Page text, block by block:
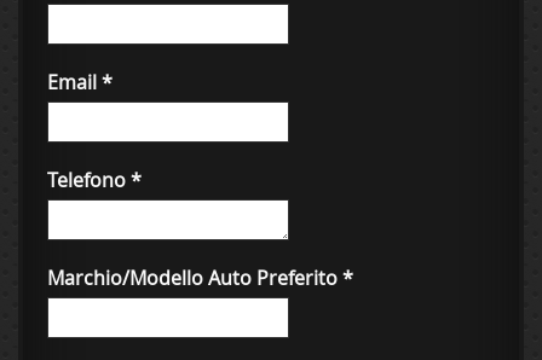
Email*
Telefono*
Marchio/Modello Auto Preferito*